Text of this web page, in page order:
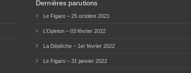
Dernières parutions
Le Figaro – 25 octobre 2021
L’Opinion – 03 février 2022
La Dépêche – 1er février 2022
Le Figaro – 31 janvier 2022